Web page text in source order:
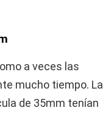
a veces las
mucho tiempo. La
de 35mm tenían